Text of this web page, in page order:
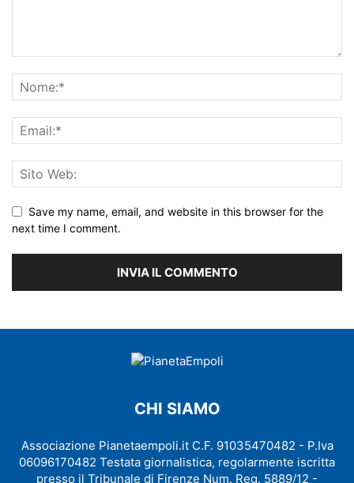
Save my name, email, and website in this browser for the
next time I comment.
CHI SIAMO
Associazione Pianetaempoli.it C.F. 91035470482 - P.Iva
06096170482 Testata giornalistica, regolarmente iscritta
presso il Tribunale di Firenze Num. Reg. 5889/12 -